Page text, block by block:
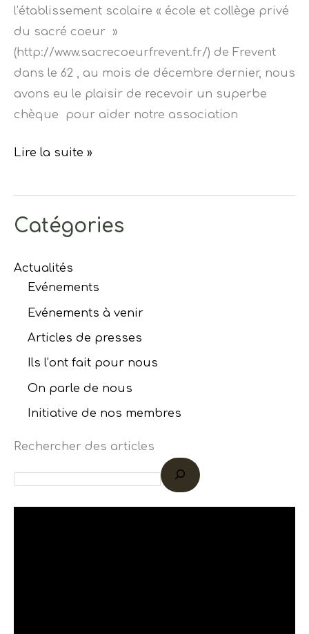
l’établissement scolaire « école et collège privé
du sacré coeur »
(http://www.sacrecoeurfrevent.fr/) de Frevent
dans le 62 , au mois de décembre dernier, nous
avons eu le plaisir de recevoir un superbe
chèque pour aider notre association
Lire la suite »
Catégories
Actualités
Evénements
Evénements à venir
Articles de presses
Ils l’ont fait pour nous
On parle de nous
Initiative de nos membres
Rechercher des articles